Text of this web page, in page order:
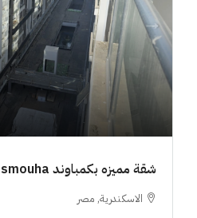
شقة مميزه بكمباوند 194m Grand View smouha
الاسكندرية, مصر